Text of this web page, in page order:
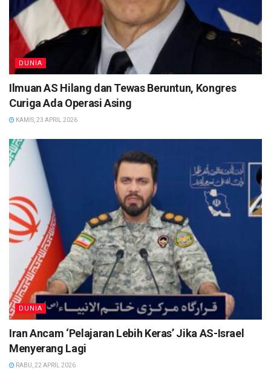
DUNIA
Ilmuan AS Hilang dan Tewas Beruntun, Kongres
Curiga Ada Operasi Asing
KAMIS, 23 APRIL 2026
DUNIA
Iran Ancam ‘Pelajaran Lebih Keras’ Jika AS-Israel
Menyerang Lagi
RABU, 22 APRIL 2026